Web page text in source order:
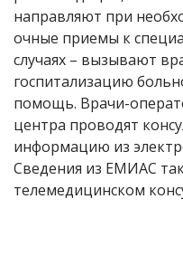
направляют при
очные приемы к
случаях – вызывают
госпитализацию
помощь. Врачи-
центра проводят
информацию из
Сведения из ЕМИАС
телемедицинском